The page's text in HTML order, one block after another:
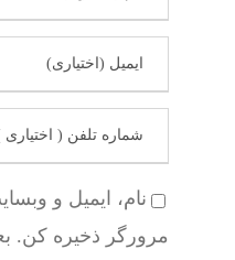
نام، ایمیل و
مرورگر ذخیره کن.